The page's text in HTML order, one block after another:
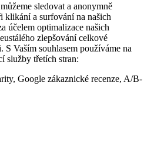
sledovat a anonymně
klikání a surfování na našich
účelem optimalizace našich
zlepšování celkové
S Vaším souhlasem používáme na
služby třetích stran:
Google zákaznické recenze, A/B-